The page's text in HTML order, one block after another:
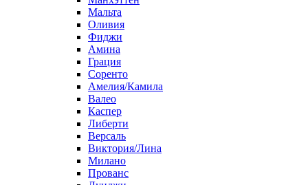
Мальта
Оливия
Фиджи
Амина
Грация
Соренто
Амелия/Камила
Валео
Каспер
Либерти
Версаль
Виктория/Лина
Милано
Прованс